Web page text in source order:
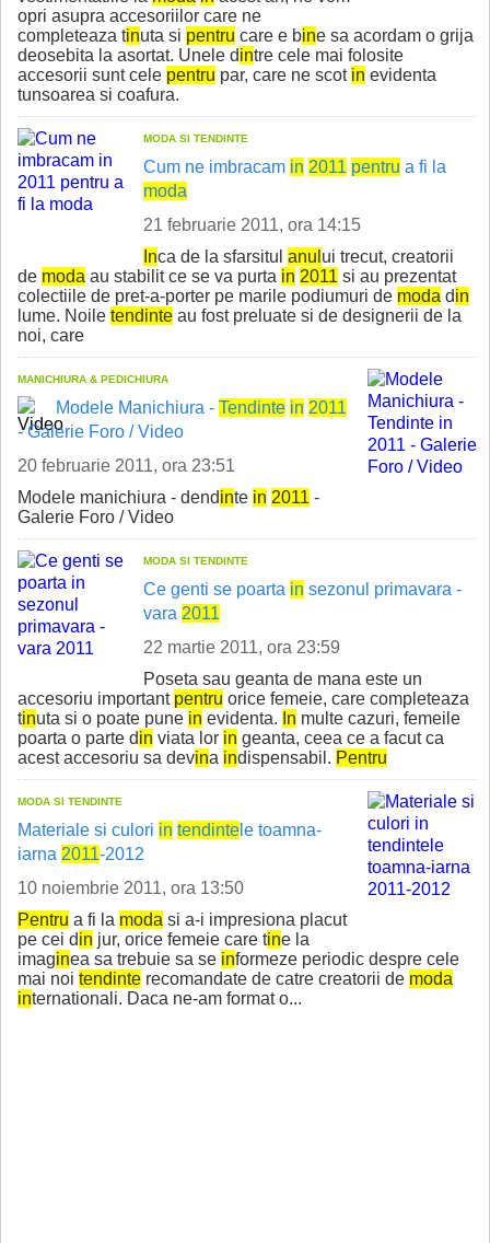
opri asupra accesoriilor care ne
completeaza tinuta si pentru care e bine sa acordam o grija
deosebita la asortat. Unele dintre cele mai folosite
accesorii sunt cele pentru par, care ne scot in evidenta
tunsoarea si coafura.
MODA SI TENDINTE
Cum ne imbracam in 2011 pentru a fi la
moda
21 februarie 2011, ora 14:15
Inca de la sfarsitul anul ui trecut, creatorii
de moda au stabilit ce se va purta in 2011 si au prezentat
colectiile de pret-a-porter pe marile podiumuri de moda din
lume. Noile tendinte au fost preluate si de designerii de la
noi, care
MANICHIURA & PEDICHIURA
Modele Manichiura - Tendinte in 2011
- Galerie Foro / Video
20 februarie 2011, ora 23:51
Modele manichiura - dendinte in 2011 -
Galerie Foro / Video
MODA SI TENDINTE
Ce genti se poarta in sezonul primavara -
vara 2011
22 martie 2011, ora 23:59
Poseta sau geanta de mana este un
accesoriu important pentru orice femeie, care completeaza
tinuta si o poate pune in evidenta. In multe cazuri, femeile
poarta o parte din viata lor in geanta, ceea ce a facut ca
acest accesoriu sa devina indispensabil. Pentru
MODA SI TENDINTE
Materiale si culori in tendinte le toamna-
iarna 2011-2012
10 noiembrie 2011, ora 13:50
Pentru a fi la moda si a-i impresiona placut
pe cei din jur, orice femeie care tine la
imaginea sa trebuie sa se informeze periodic despre cele
mai noi tendinte recomandate de catre creatorii de moda
internationali. Daca ne-am format o...